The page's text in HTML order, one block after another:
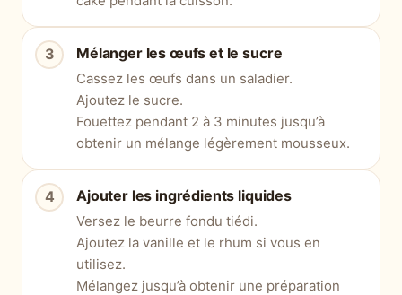
Mélanger les œufs et le sucre
Cassez les œufs dans un saladier.
Ajoutez le sucre.
Fouettez pendant 2 à 3 minutes jusqu’à
obtenir un mélange légèrement mousseux.
Ajouter les ingrédients liquides
Versez le beurre fondu tiédi.
Ajoutez la vanille et le rhum si vous en
utilisez.
Mélangez jusqu’à obtenir une préparation